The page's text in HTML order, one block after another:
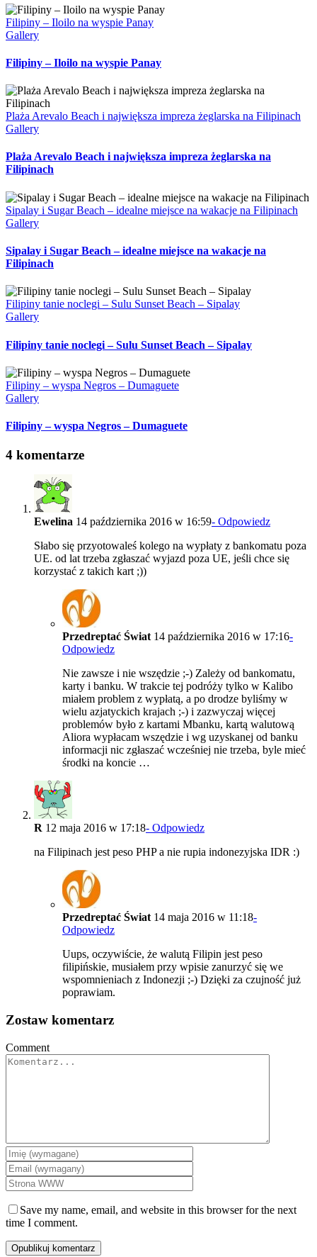
Filipiny – Iloilo na wyspie Panay
Gallery
Filipiny – Iloilo na wyspie Panay
Plaża Arevalo Beach i największa impreza żeglarska na Filipinach
Gallery
Plaża Arevalo Beach i największa impreza żeglarska na
Filipinach
Sipalay i Sugar Beach – idealne miejsce na wakacje na Filipinach
Gallery
Sipalay i Sugar Beach – idealne miejsce na wakacje na
Filipinach
Filipiny tanie noclegi – Sulu Sunset Beach – Sipalay
Gallery
Filipiny tanie noclegi – Sulu Sunset Beach – Sipalay
Filipiny – wyspa Negros – Dumaguete
Gallery
Filipiny – wyspa Negros – Dumaguete
4 komentarze
Ewelina 14 października 2016 w 16:59- Odpowiedz
Słabo się przyotowaleś kolego na wypłaty z bankomatu poza
UE. od lat trzeba zgłaszać wyjazd poza UE, jeśli chce się
korzystać z takich kart ;))
Przedreptać Świat 14 października 2016 w 17:16-
Odpowiedz
Nie zawsze i nie wszędzie ;-) Zależy od bankomatu,
karty i banku. W trakcie tej podróży tylko w Kalibo
miałem problem z wypłatą, a po drodze byliśmy w
wielu azjatyckich krajach ;-) i zazwyczaj więcej
problemów było z kartami Mbanku, kartą walutową
Aliora wypłacam wszędzie i wg uzyskanej od banku
informacji nic zgłaszać wcześniej nie trzeba, byle mieć
środki na koncie …
R 12 maja 2016 w 17:18- Odpowiedz
na Filipinach jest peso PHP a nie rupia indonezyjska IDR :)
Przedreptać Świat 14 maja 2016 w 11:18-
Odpowiedz
Uups, oczywiście, że walutą Filipin jest peso
filipińskie, musiałem przy wpisie zanurzyć się we
wspomnieniach z Indonezji ;-) Dzięki za czujność już
poprawiam.
Zostaw komentarz
Comment
Save my name, email, and website in this browser for the next
time I comment.